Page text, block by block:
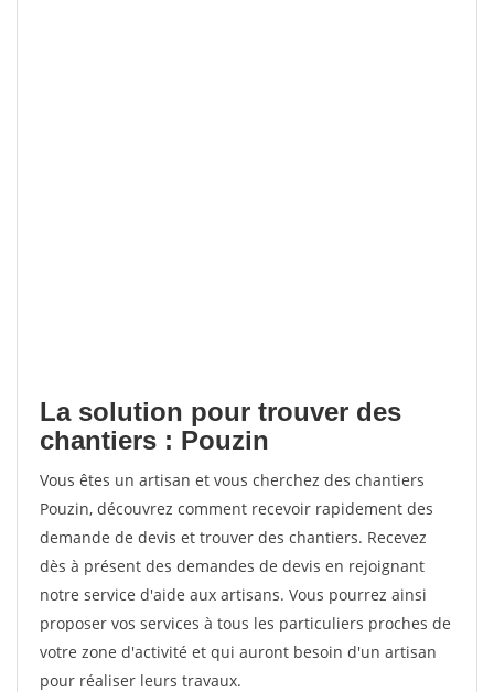
La solution pour trouver des
chantiers : Pouzin
Vous êtes un artisan et vous cherchez des chantiers
Pouzin, découvrez comment recevoir rapidement des
demande de devis et trouver des chantiers. Recevez
dès à présent des demandes de devis en rejoignant
notre service d'aide aux artisans. Vous pourrez ainsi
proposer vos services à tous les particuliers proches de
votre zone d'activité et qui auront besoin d'un artisan
pour réaliser leurs travaux.